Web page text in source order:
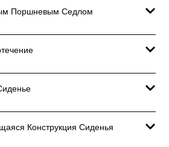
Поршневым Седлом
Конструкция Сиденья